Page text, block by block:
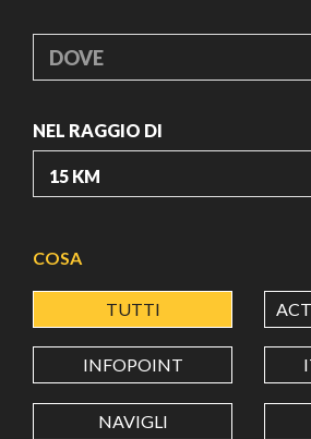
DOVE
NEL RAGGIO DI
LATITUDINE
LONGITUDINE
COSA
TUTTI
INFOPOINT
NAVIGLI